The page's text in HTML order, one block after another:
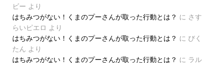
ビー より
はちみつがない！くまのプーさんが取った行動とは？ に さす
らいピエロ より
はちみつがない！くまのプーさんが取った行動とは？ に びく
たん より
はちみつがない！くまのプーさんが取った行動とは？ に ラル